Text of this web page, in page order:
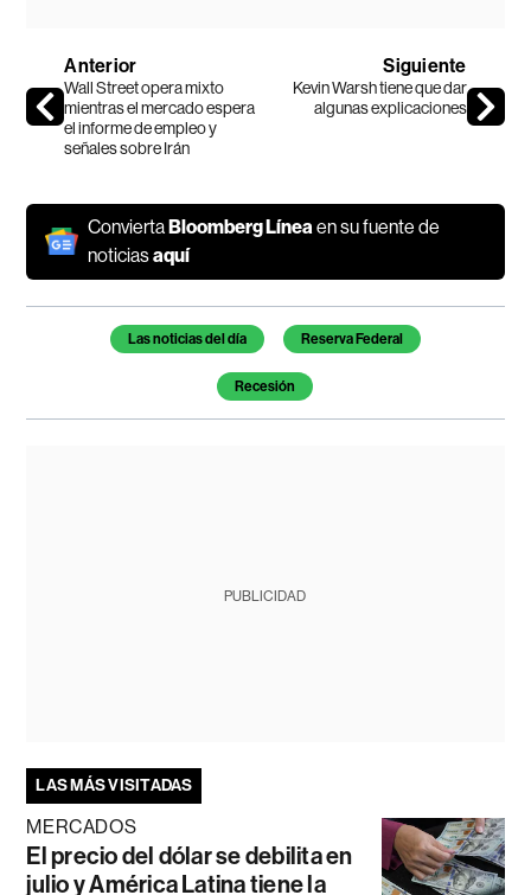
Anterior
Wall Street opera mixto
mientras el mercado espera
el informe de empleo y
señales sobre Irán
Siguiente
Kevin Warsh tiene que dar
algunas explicaciones
ConviertaBloomberg Línea en su fuente de
noticiasaquí
Temas de este artículo
Las noticias del día Reserva Federal
Recesión
PUBLICIDAD
LAS MÁS VISITADAS
MERCADOS
El precio del dólar se debilita en
julio y América Latina tiene la